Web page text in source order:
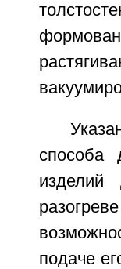
способа
изделий
подаче